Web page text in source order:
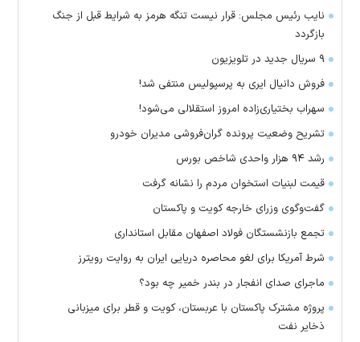
نایب رئیس مجلس: قرار نیست تنگه هرمز به شرایط قبل از جنگ
بازگردد
۹ سریال جدید در تلویزیون
فروش دانیال ایری به پرسپولیس منتفی شد!
سهراب بختیاری‌زاده امروز استقلالی می‌شود!
تشریح وضعیت پرونده گران‌فروشی مدیران خودرو
رشد ۹۴ هزار واحدی شاخص بورس
قیمت لبنیات استخوان مردم را نشانه گرفت
گفت‌وگوی وزرای خارجه کویت و پاکستان
تجمع بازنشستگان فولاد اصفهان مقابل استانداری
شرط آمریکا برای لغو محاصره دریایی ایران به روایت رویترز
ماجرای صدای انفجار در بندر خمیر چه بود؟
پروژه مشترک پاکستان با عربستان، کویت و قطر برای میزبانی
ذخایر نفت